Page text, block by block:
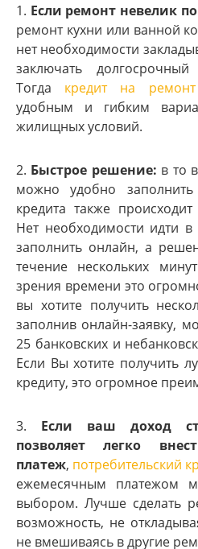
1. Если ремонт невелик
ремонт кухни или ванной
нет необходимости
заключать
Тогда кредит на ремонт
удобным и гибким
жилищных условий.
2. Быстрое решение: в то
можно удобно
кредита также
Нет необходимости идти
заполнить онлайн, а
течение нескольких
зрения времени это
вы хотите получить
заполнив онлайн-заявку,
25 банковских и
Если Вы хотите получить
кредиту, это огромное
3. Если ваш доход
позволяет легко
платеж, потребительский
ежемесячным платежом
выбором. Лучше сделать
возможность, не
не вмешиваясь в другие